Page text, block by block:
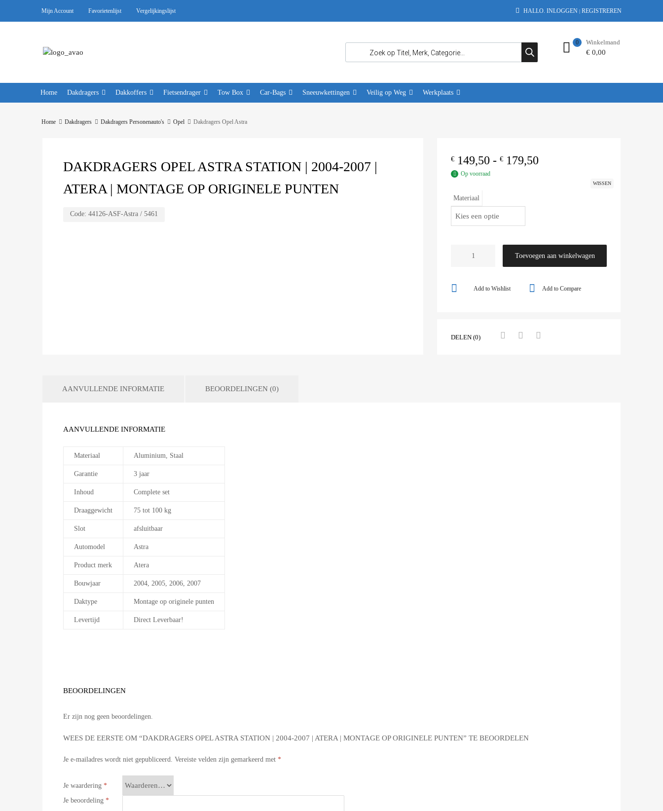
Mijn Account Favorietenlijst Vergelijkingslijst HALLO. INLOGGEN | REGISTREREN
Winkelmand
€ 0,00
0
Home Dakdragers Dakkoffers Fietsendrager Tow Box Car-Bags Sneeuwkettingen Veilig op Weg Werkplaats
Home Dakdragers Dakdragers Personenauto's Opel Dakdragers Opel Astra
DAKDRAGERS OPEL ASTRA STATION | 2004-2007 |
ATERA | MONTAGE OP ORIGINELE PUNTEN
Code: 44126-ASF-Astra / 5461
€ 149,50 - € 179,50
Op voorraad
Materiaal
WISSEN
Toevoegen aan winkelwagen
Add to Compare
Add to Wishlist
DELEN (0)
AANVULLENDE INFORMATIE BEOORDELINGEN (0)
AANVULLENDE INFORMATIE
Materiaal Aluminium, Staal
Garantie 3 jaar
Inhoud Complete set
Draaggewicht 75 tot 100 kg
Slot afsluitbaar
Automodel Astra
Product merk Atera
Bouwjaar 2004, 2005, 2006, 2007
Daktype Montage op originele punten
Levertijd Direct Leverbaar!
BEOORDELINGEN
Er zijn nog geen beoordelingen.
WEES DE EERSTE OM “DAKDRAGERS OPEL ASTRA STATION | 2004-2007 | ATERA | MONTAGE OP ORIGINELE PUNTEN” TE BEOORDELEN
Je e-mailadres wordt niet gepubliceerd. Vereiste velden zijn gemarkeerd met *
Je waardering *
Je beoordeling *